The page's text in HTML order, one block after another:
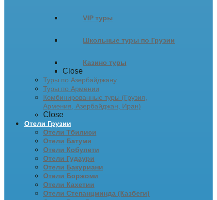
VIP туры
Школьные туры по Грузии
Казино туры
Close
Туры по Азербайджану
Туры по Армении
Комбинированные туры (Грузия,
Армения, Азербайджан, Иран)
Close
Отели Грузии
Отели Тбилиси
Отели Батуми
Отели Кобулети
Отели Гудаури
Отели Бакуриани
Отели Боржоми
Отели Кахетии
Отели Степанцминда (Казбеги)